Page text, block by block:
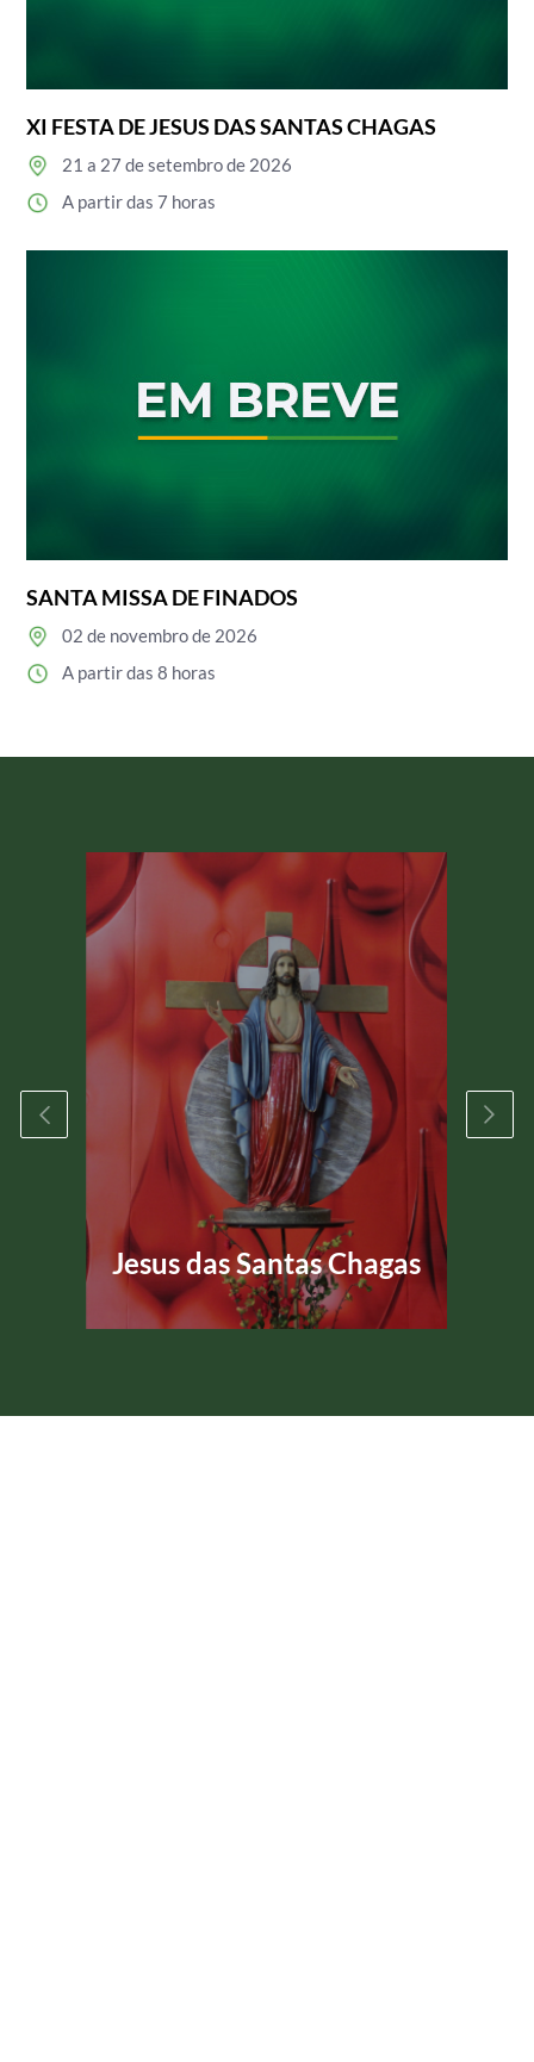
XI FESTA DE JESUS DAS SANTAS CHAGAS
21 a 27 de setembro de 2026
A partir das 7 horas
SANTA MISSA DE FINADOS
02 de novembro de 2026
A partir das 8 horas
Jesus das Santas Chagas